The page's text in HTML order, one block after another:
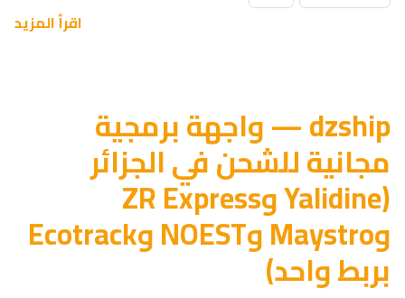
اقرأ المزيد
dzship — واجهة برمجية
مجانية للشحن في الجزائر
(Yalidine وZR Express
وMaystro وNOEST وEcotrack
بربط واحد)